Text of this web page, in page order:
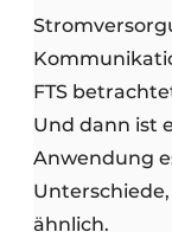
FTS
Und dann ist
Anwendung
ähnlich.